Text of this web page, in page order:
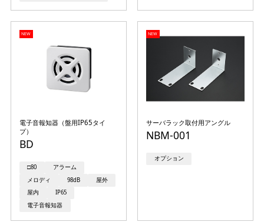
NEW
電子音報知器（盤用IP65タイ
プ）
BD
□80
アラーム
メロディ
98dB
屋外
屋内
IP65
電子音報知器
NEW
サーバラック取付用アングル
NBM-001
オプション